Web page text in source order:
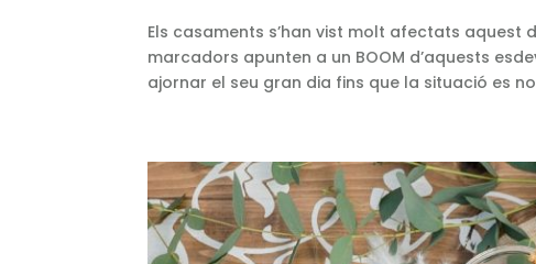
Els casaments s’han vist molt afectats
marcadors apunten a un BOOM d’aquests
ajornar el seu gran dia fins que la situació es